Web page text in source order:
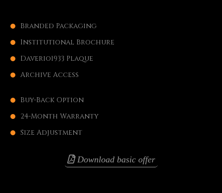
Branded Packaging
Institutional Brochure
Daverio1933 Plaque
Archive Access
Buy-Back Option
24-Month Warranty
Size Adjustment
Download basic offer